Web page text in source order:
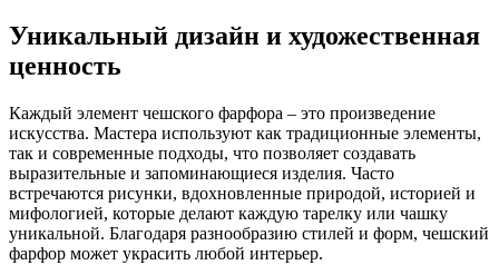
Уникальный дизайн и художественная
ценность
Каждый элемент чешского фарфора – это произведение
искусства. Мастера используют как традиционные элементы,
так и современные подходы, что позволяет создавать
выразительные и запоминающиеся изделия. Часто
встречаются рисунки, вдохновленные природой, историей и
мифологией, которые делают каждую тарелку или чашку
уникальной. Благодаря разнообразию стилей и форм, чешский
фарфор может украсить любой интерьер.